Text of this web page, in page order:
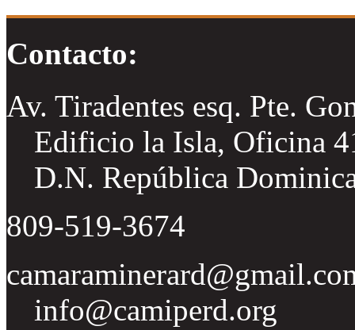
Contacto:
Av. Tiradentes esq. Pte.
Edificio la Isla, Oficina
D.N. República
809-519-3674
info@camiperd.org